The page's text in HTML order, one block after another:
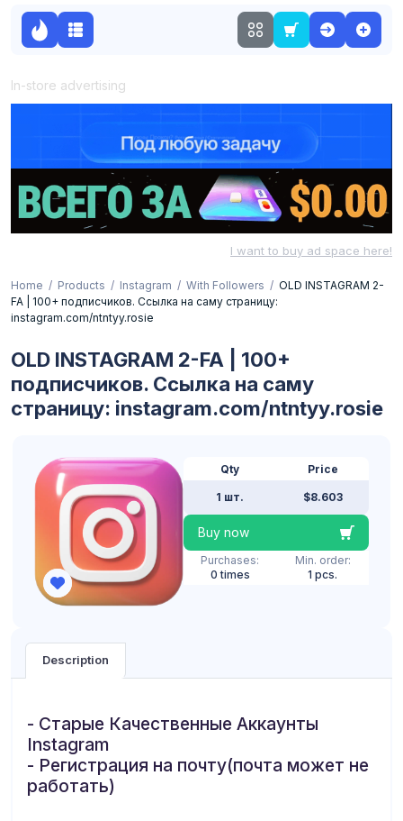
In-store advertising
I want to buy ad space here!
Home Products Instagram With Followers
OLD INSTAGRAM 2-
FA | 100+ подписчиков. Ссылка на саму страницу:
instagram.com/ntntyy.rosie
OLD INSTAGRAM 2-FA | 100+
подписчиков. Ссылка на саму
страницу: instagram.com/ntntyy.rosie
Qty
1 шт.
Price
$8.603
Buy now
Purchases:
0 times
Min. order:
1 pcs.
Description
- Старые Качественные Аккаунты
Instagram
- Регистрация на почту(почта может не
работать)